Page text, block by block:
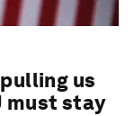
us
must stay